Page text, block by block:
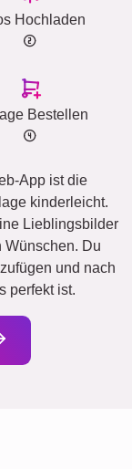
Hochladen
Bestellen
App ist die
kinderleicht.
Lieblingsbilder
Wünschen. Du
und nach
perfekt ist.